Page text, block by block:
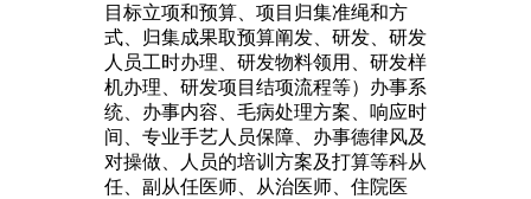
目标立项和预算、项目归集准绳和方
式、归集成果取预算阐发、研发、研发
人员工时办理、研发物料领用、研发样
机办理、研发项目结项流程等）办事系
统、办事内容、毛病处理方案、响应时
间、专业手艺人员保障、办事德律风及
对操做、人员的培训方案及打算等科从
任、副从任医师、从治医师、住院医